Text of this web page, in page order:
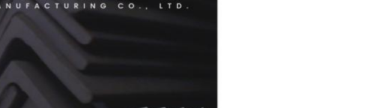
ব্যবহৃত হয়, যেমন বিম, সেতু, ট্রান্সমিশন টাওয়ার, উত্তোলন এবং পরিবহন
বাসবার সমর্থন ইনস্টলেশন, এবং গুদাম তাক ইত্যাদি
যার মধ্যে অসম কোণীয় ইস্পাত দুটি ধরণের মধ্যে বিভক্ত হতে
এবং তাত্ত্বিক ওজন
এক্স